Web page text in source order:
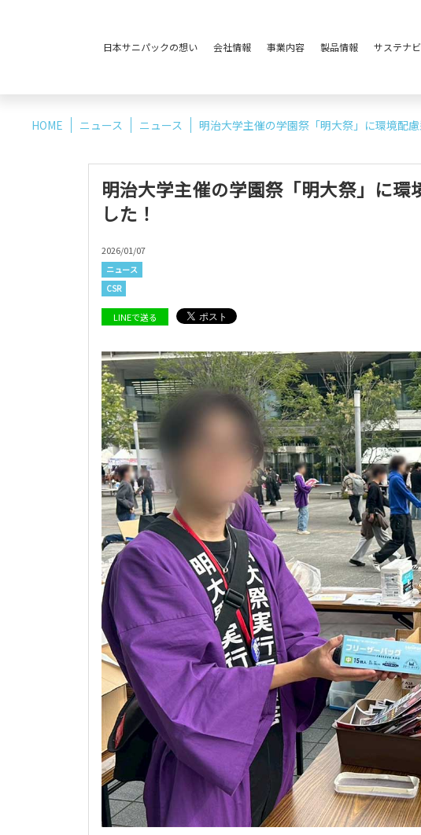
日本サニパックの想い 会社情報
会社概要・沿革
事業内容 製品情報 サステナ
マテリアリティについて
HOME ニュース ニュース 明治大学主催の学園祭「明大祭」に環境配
明治大学主催の学園祭「明大祭」に
した！
2026/01/07
ニュース
CSR
LINEで送る